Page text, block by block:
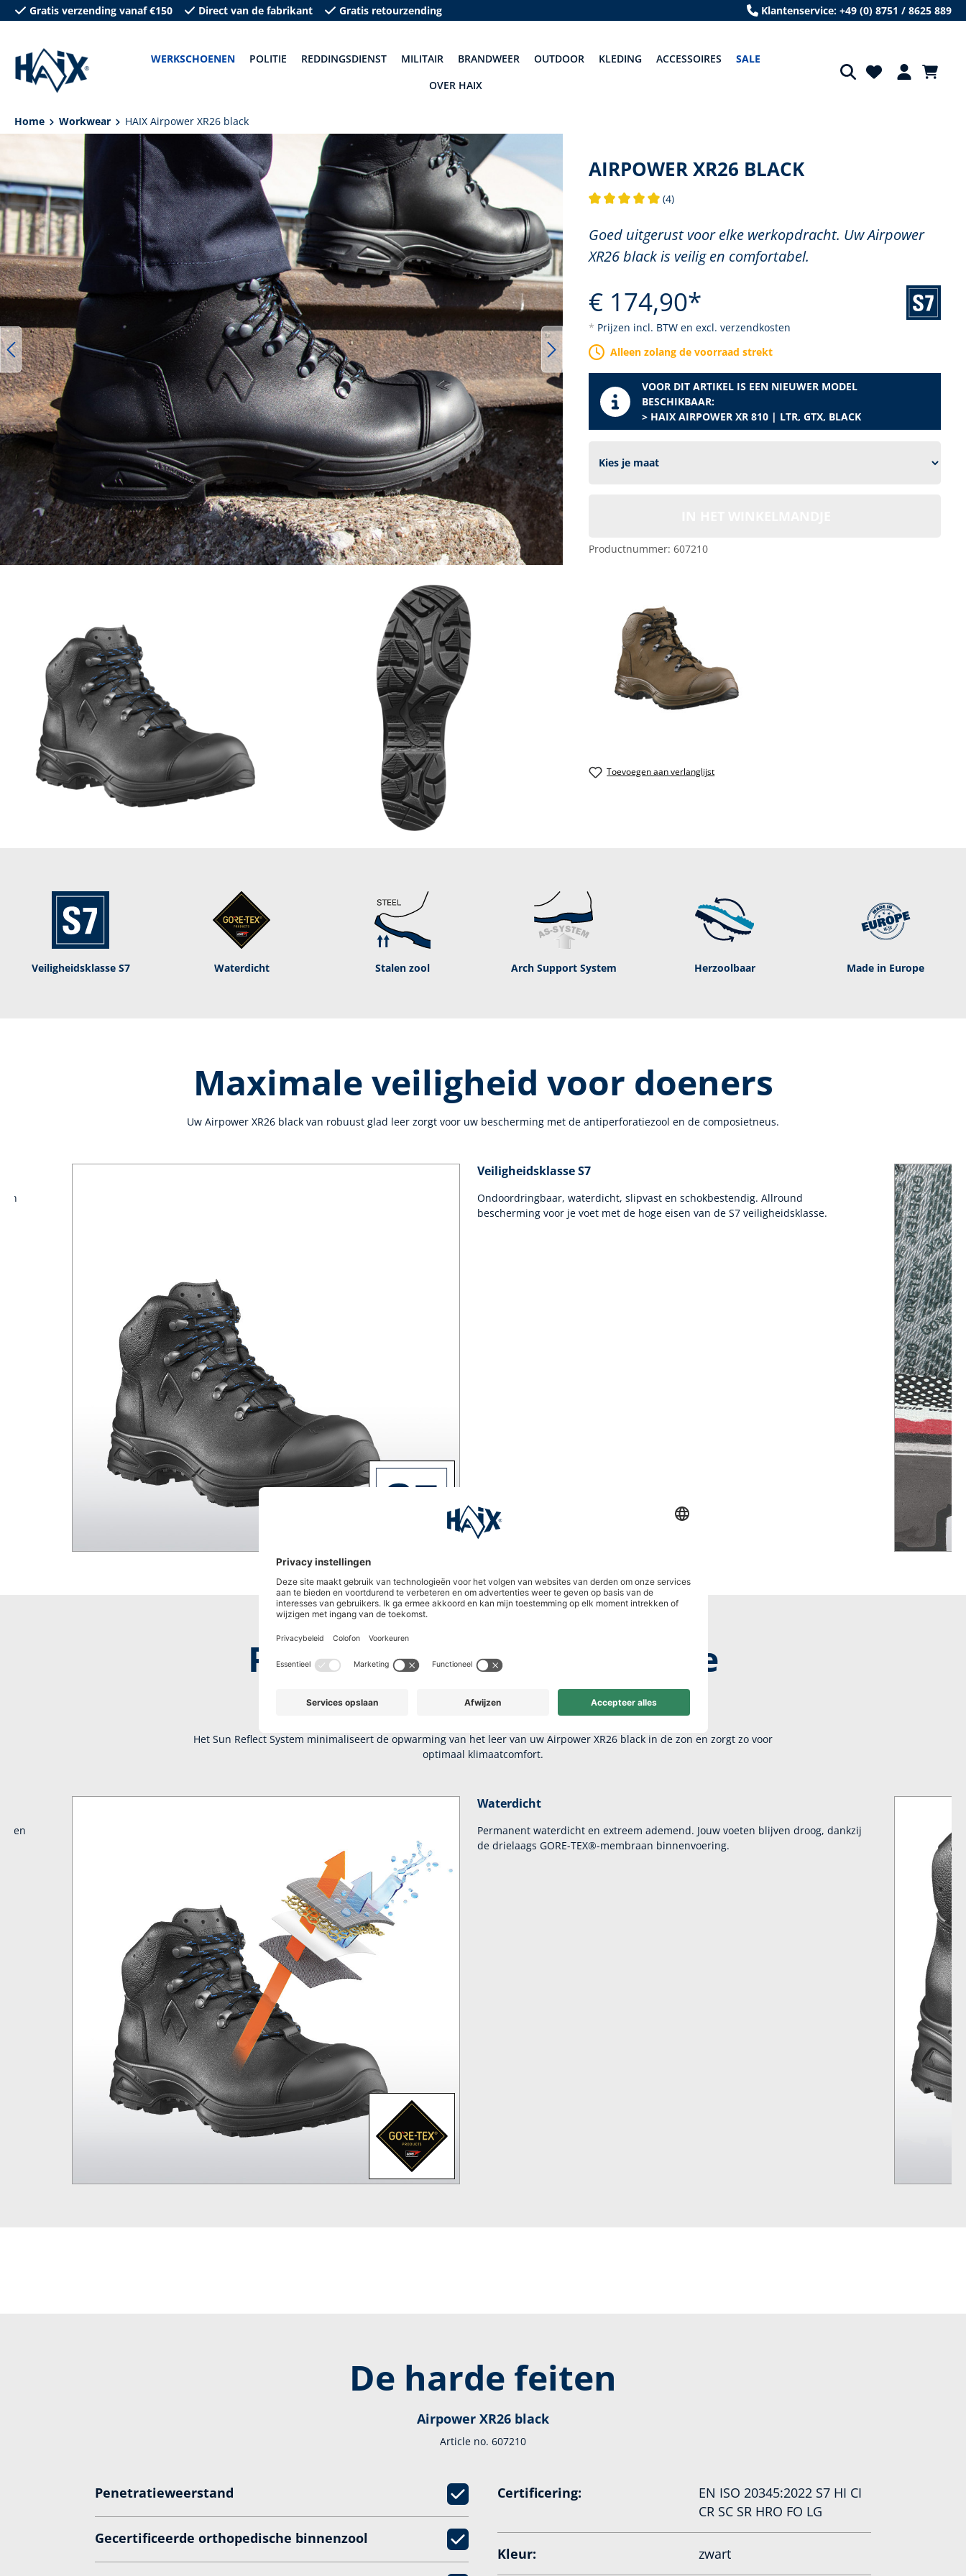
Ga naar de hoofdnavigatie
Gratis verzending vanaf €150 Direct van de fabrikant Gratis retourzending Klantenservice: +49 (0) 8751 / 8625 889
WERKSCHOENEN POLITIE REDDINGSDIENST MILITAIR BRANDWEER OUTDOOR KLEDING ACCESSOIRES
SALE
OVER HAIX
Home Workwear
HAIX Airpower XR26 black
Afbeeldingengalerij overslaan
AIRPOWER XR26 BLACK
(4)
Goed uitgerust voor elke werkopdracht. Uw Airpower
XR26 black is veilig en comfortabel.
€ 174,90*
* Prijzen incl. BTW en excl. verzendkosten
Alleen zolang de voorraad strekt
VOOR DIT ARTIKEL IS EEN NIEUWER MODEL
BESCHIKBAAR:
> HAIX AIRPOWER XR 810 | LTR, GTX, BLACK
Productnummer: 607210
Toevoegen aan verlanglijst
Veiligheidsklasse S7 Waterdicht Stalen zool Arch Support System Herzoolbaar Made in Europe
Maximale veiligheid voor doeners
Uw Airpower XR26 black van robuust glad leer zorgt voor uw bescherming met de antiperforatiezool en de composietneus.
Veiligheidsklasse S7
Ondoordringbaar, waterdicht, slipvast en schokbestendig. Allround
bescherming voor je voet met de hoge eisen van de S7 veiligheidsklasse.
Perfect comfort voor zware
werkdagen
Het Sun Reflect System minimaliseert de opwarming van het leer van uw Airpower XR26 black in de zon en zorgt zo voor
optimaal klimaatcomfort.
en
Waterdicht
Permanent waterdicht en extreem ademend. Jouw voeten blijven droog, dankzij
de drielaags GORE-TEX®-membraan binnenvoering.
De harde feiten
Airpower XR26 black
Article no. 607210
Penetratieweerstand
Gecertificeerde orthopedische binnenzool
Certificering:
EN ISO 20345:2022 S7 HI CI
CR SC SR HRO FO LG
Kleur: zwart